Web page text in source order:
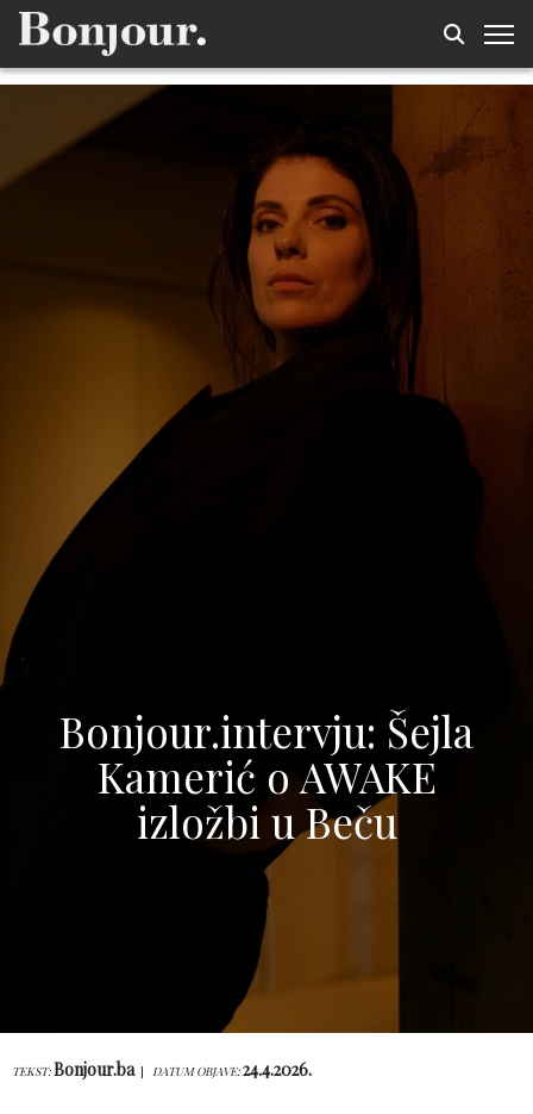
Bonjour.intervju: Šejla
Kamerić o AWAKE
izložbi u Beču
TEKST:Bonjour.ba DATUM OBJAVE:24.4.2026.